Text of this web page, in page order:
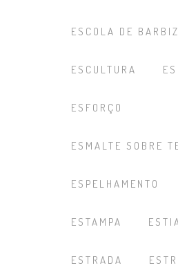
ESCOLA DE
ESCULTURA
ESFORÇO
ESMALTE SOBRE
ESPELHAMENTO
ESTAMPA
ESTRADA